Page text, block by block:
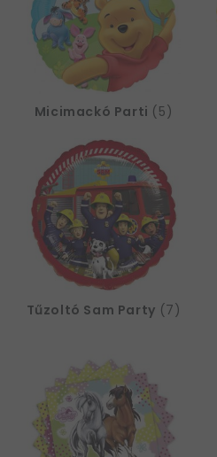
Micimackó Parti (5)
Tűzoltó Sam Party (7)